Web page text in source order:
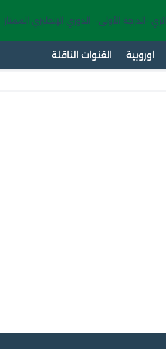
-الدرجة الأولى- الدوري الإنجليزي الممتاز
اوروبية القنوات الناقلة